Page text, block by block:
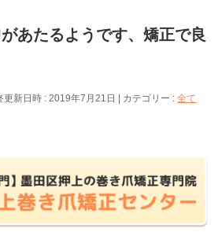
あたるようです、矯正で良
更新日時 : 2019年7月21日 カテゴリー :全て